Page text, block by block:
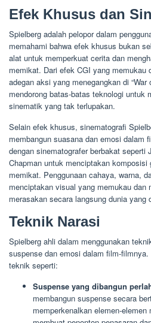
Efek Khusus dan
Spielberg adalah pelopor dalam
memahami bahwa efek khusus bukan
alat untuk memperkuat cerita dan
memikat. Dari efek CGI yang memukau
adegan aksi yang menegangkan di
mendorong batas-batas teknologi untuk
sinematik yang tak terlupakan.
Selain efek khusus, sinematografi
membangun suasana dan emosi dalam
dengan sinematografer berbakat
Chapman untuk menciptakan komposisi
memikat. Penggunaan cahaya, warna,
menciptakan visual yang memukau dan
merasakan secara langsung dunia yang
Teknik Narasi
Spielberg ahli dalam menggunakan
suspense dan emosi dalam film-
teknik seperti:
Suspense yang dibangun
membangun suspense secara
memperkenalkan elemen-